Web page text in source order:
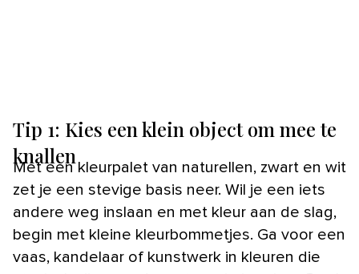
Tip 1: Kies een klein object om mee te
knallen
Met een kleurpalet van naturellen, zwart en wit
zet je een stevige basis neer. Wil je een iets
andere weg inslaan en met kleur aan de slag,
begin met kleine kleurbommetjes. Ga voor een
vaas, kandelaar of kunstwerk in kleuren die